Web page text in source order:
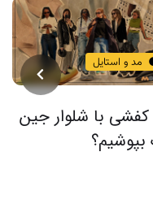
مد و استایل
تابستانی خنک
سفر با انواع لباس